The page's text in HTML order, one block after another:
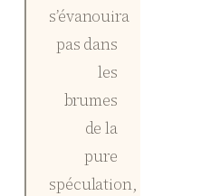
s’évanouira
pas dans
les
brumes
de la
pure
spéculation,